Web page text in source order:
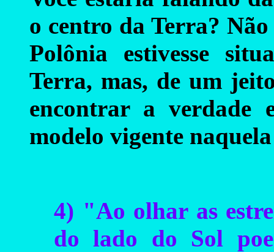
o centro da Terra?
Polônia estivesse
Terra, mas, de um
encontrar a verdade
modelo vigente
4) "Ao olhar as
do lado do Sol